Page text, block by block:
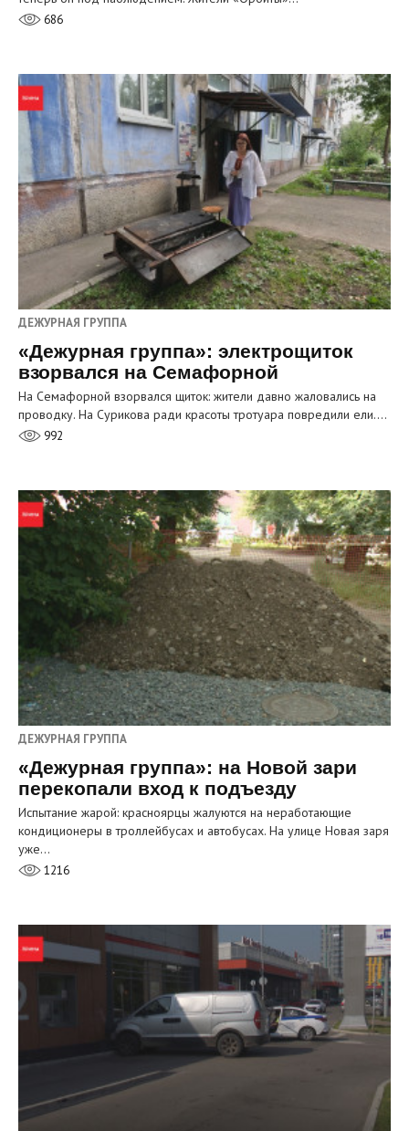
686
ДЕЖУРНАЯ ГРУППА
«Дежурная группа»: электрощиток
взорвался на Семафорной
На Семафорной взорвался щиток: жители давно жаловались на
проводку. На Сурикова ради красоты тротуара повредили ели.…
992
ДЕЖУРНАЯ ГРУППА
«Дежурная группа»: на Новой зари
перекопали вход к подъезду
Испытание жарой: красноярцы жалуются на неработающие
кондиционеры в троллейбусах и автобусах. На улице Новая заря
уже…
1216